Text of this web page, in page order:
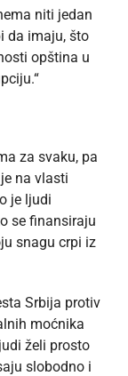
niti jedan
da imaju, što
opština u
za svaku, pa
na vlasti
je ljudi
se finansiraju
snagu crpi iz
Srbija protiv
moćnika
želi prosto
slobodno i